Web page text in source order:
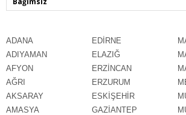
ADANA
ADIYAMAN
AFYON
AĞRI
AKSARAY
AMASYA
EDİRNE
ELAZIĞ
ERZİNCAN
ERZURUM
ESKİŞEHİR
GAZİANTEP